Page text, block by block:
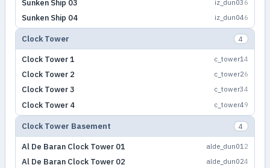
Sunken Ship 03 iz_dun03 6
Sunken Ship 04 iz_dun046
Clock Tower 4
Clock Tower 1 c_tower14
Clock Tower 2 c_tower26
Clock Tower 3 c_tower34
Clock Tower 4 c_tower49
Clock Tower Basement 4
Al De Baran Clock Tower 01 alde_dun012
Al De Baran Clock Tower 02 alde_dun024